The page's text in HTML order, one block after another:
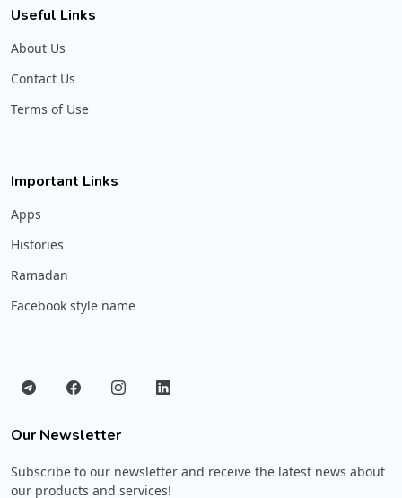
Useful Links
About Us
Contact Us
Terms of Use
Important Links
Apps
Histories
Ramadan
Facebook style name
Our Newsletter
Subscribe to our newsletter and receive the latest news about
our products and services!